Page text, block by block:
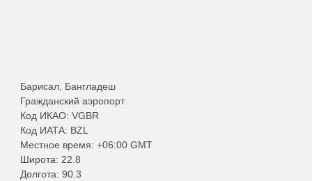
Барисал, Бангладеш
Гражданский аэропорт
Код ИКАО: VGBR
Код ИАТА: BZL
Местное время: +06:00 GMT
Широта: 22.8
Долгота: 90.3